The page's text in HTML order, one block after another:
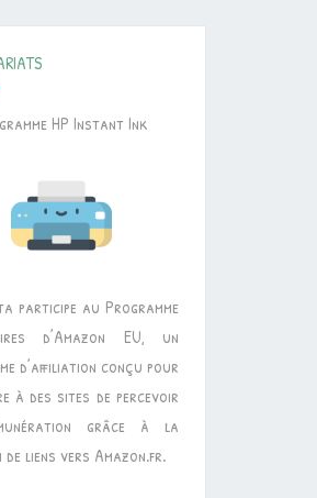
HP Instant Ink
participe au Programme
d’Amazon EU, un
d’affiliation conçu pour
à des sites de percevoir
grâce à la
liens vers Amazon.fr.